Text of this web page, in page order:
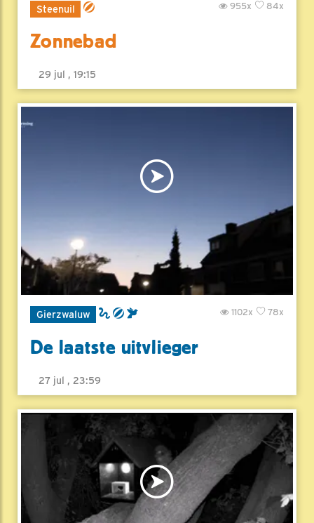
Steenuil 84x
955x
Zonnebad
29 jul , 19:15
Gierzwaluw 78x
1102x
De laatste uitvlieger
27 jul , 23:59